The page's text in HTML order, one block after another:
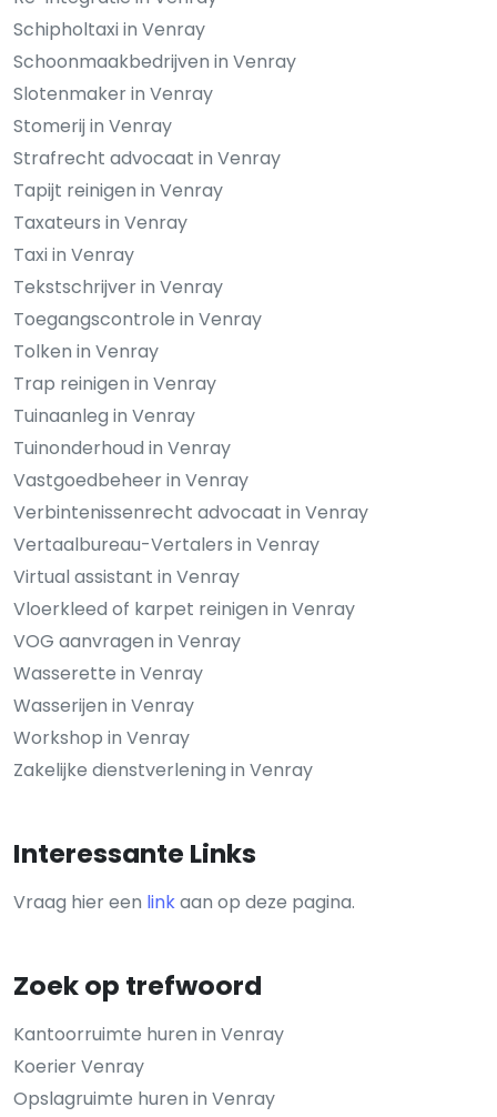
Schipholtaxi in Venray
Schoonmaakbedrijven in Venray
Slotenmaker in Venray
Stomerij in Venray
Strafrecht advocaat in Venray
Tapijt reinigen in Venray
Taxateurs in Venray
Taxi in Venray
Tekstschrijver in Venray
Toegangscontrole in Venray
Tolken in Venray
Trap reinigen in Venray
Tuinaanleg in Venray
Tuinonderhoud in Venray
Vastgoedbeheer in Venray
Verbintenissenrecht advocaat in Venray
Vertaalbureau-Vertalers in Venray
Virtual assistant in Venray
Vloerkleed of karpet reinigen in Venray
VOG aanvragen in Venray
Wasserette in Venray
Wasserijen in Venray
Workshop in Venray
Zakelijke dienstverlening in Venray
Interessante Links
Vraag hier een linkaan op deze pagina.
Zoek op trefwoord
Kantoorruimte huren in Venray
Koerier Venray
Opslagruimte huren in Venray